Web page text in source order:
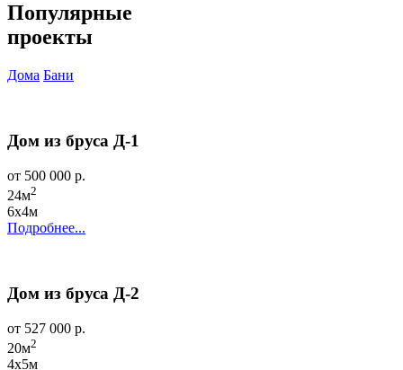
Популярные
проекты
Дома Бани
Дом из бруса Д-1
от 500 000 р.
24м2
6х4м
Подробнее...
Дом из бруса Д-2
от 527 000 р.
20м2
4х5м